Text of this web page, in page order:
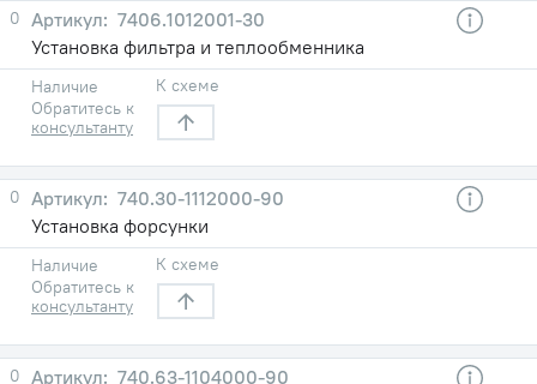
0
7406.1012001-30
Установка фильтра и теплообменника
Наличие
Обратитесь к
консультанту
К схеме
0
740.30-1112000-90
Установка форсунки
Наличие
Обратитесь к
консультанту
К схеме
0
740.63-1104000-90